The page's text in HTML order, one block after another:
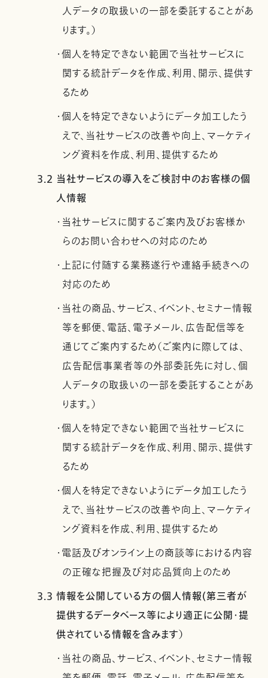
人データの取扱いの一部を委託することがあ
ります。）
・個人を特定できない範囲で当社サービスに
関する統計データを作成、利用、開示、提供す
るため
・個人を特定できないようにデータ加工したう
えで、当社サービスの改善や向上、マーケティ
ング資料を作成、利用、提供するため
3.2 当社サービスの導入をご検討中のお客様の個
人情報
・当社サービスに関するご案内及びお客様か
らのお問い合わせへの対応のため
・上記に付随する業務遂行や連絡手続きへの
対応のため
・当社の商品、サービス、イベント、セミナー情報
等を郵便、電話、電子メール、広告配信等を
通じてご案内するため（ご案内に際しては、
広告配信事業者等の外部委託先に対し、個
人データの取扱いの一部を委託することがあ
ります。）
・個人を特定できない範囲で当社サービスに
関する統計データを作成、利用、開示、提供す
るため
・個人を特定できないようにデータ加工したう
えで、当社サービスの改善や向上、マーケティ
ング資料を作成、利用、提供するため
・電話及びオンライン上の商談等における内容
の正確な把握及び対応品質向上のため
3.3 情報を公開している方の個人情報(第三者が
提供するデータベース等により適正に公開・提
供されている情報を含みます）
・当社の商品、サービス、イベント、セミナー情報